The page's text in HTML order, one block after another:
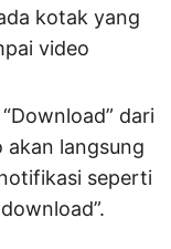
kotak yang
video
dari
akan langsung
seperti